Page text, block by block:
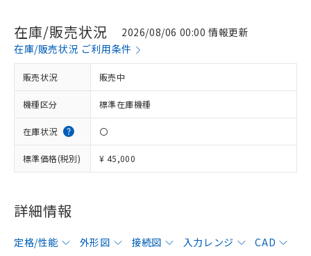
在庫/販売状況
2026/08/06 00:00 情報更新
在庫/販売状況 ご利用条件
販売状況 販売中
機種区分 標準在庫機種
在庫状況 〇
標準価格(税別) ¥ 45,000
詳細情報
定格/性能 外形図 接続図 入力レンジ
CAD